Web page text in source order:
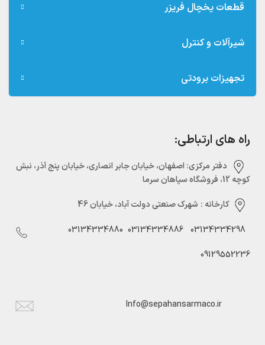
قطعات یخچال فریزر
شیرآلات و کنترل
تجهیزات برودتی
راه های ارتباطی:
دفتر مرکزی:‌ اصفهان، خیابان جابر انصاری، خیابان پنج آذر، نبش
کوچه 12، فروشگاه سپاهان سرما
کارخانه : شهرک صنعتی دولت آباد، خیابان 46
03134334298
03134334886
03134334880
09129552236
Info@sepahansarmaco.ir